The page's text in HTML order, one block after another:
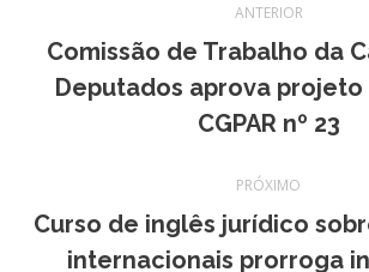
de
post:
ANTERIOR
Post
anterior:
Comissão de Trabalho da
Deputados aprova projeto
CGPAR nº 23
PRÓXIMO
Próximo
Curso de inglês jurídico
internacionais prorroga